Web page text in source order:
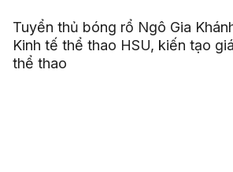
Tuyển thủ bóng rổ Ngô Gia
Kinh tế thể thao HSU, kiến tạo
thể thao